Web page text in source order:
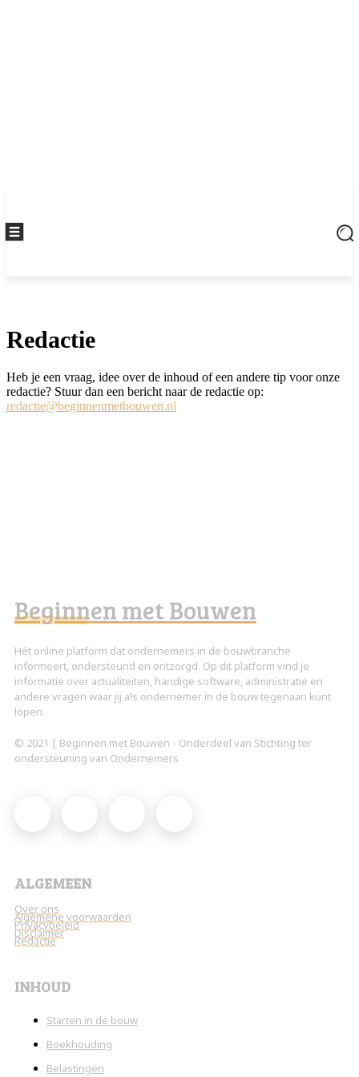
Redactie
Heb je een vraag, idee over de inhoud of een andere tip voor onze
redactie? Stuur dan een bericht naar de redactie op:
redactie@beginnenmetbouwen.nl
Beginnen met Bouwen
Hét online platform dat ondernemers in de bouwbranche
informeert, ondersteund en ontzorgd. Op dit platform vind je
informatie over actualiteiten, handige software, administratie en
andere vragen waar jij als ondernemer in de bouw tegenaan kunt
lopen.
© 2021 | Beginnen met Bouwen - Onderdeel van Stichting ter
ondersteuning van Ondernemers
ALGEMEEN
Over ons
Algemene voorwaarden
Privacybeleid
Disclaimer
Redactie
INHOUD
Starten in de bouw
Boekhouding
Belastingen